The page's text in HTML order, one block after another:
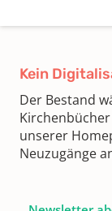
Kein
Der Bestand
unserer
Neuzugänge